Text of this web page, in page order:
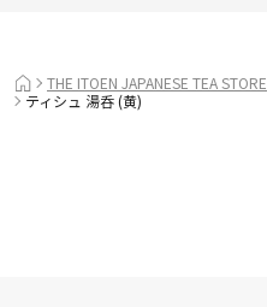
THE ITOEN JAPANESE TEA STORE
ティシュ 湯呑 (黄)